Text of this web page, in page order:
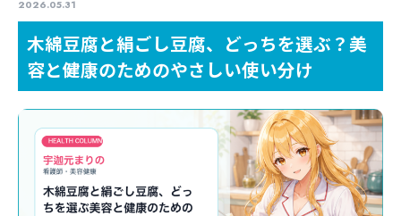
2026.05.31
木綿豆腐と絹ごし豆腐、どっちを選ぶ？美
容と健康のためのやさしい使い分け